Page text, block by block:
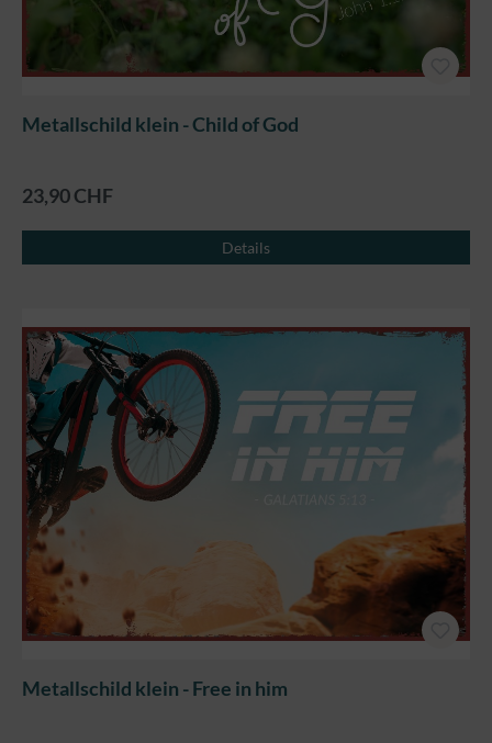
Metallschild klein - Child of God
23,90 CHF
Details
Metallschild klein - Free in him